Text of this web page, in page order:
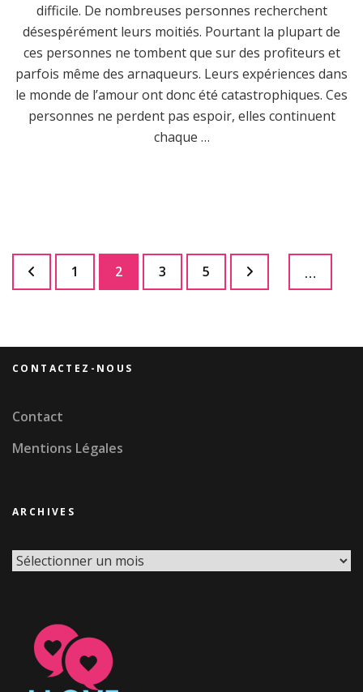
difficile. De nombreuses personnes recherchent
désespérément leurs moitiés. Pourtant la plupart de
ces personnes ne tombent que sur des profiteurs et
parfois même des arnaqueurs. Leurs expériences dans
le monde de l’amour ont donc été catastrophiques. Ces
personnes ne perdent pas espoir, elles continuent
chaque …
Pagination
des Page
1 Page
2 Page
3 …
Page
5
CONTACTEZ-NOUS
Contact
Mentions Légales
ARCHIVES
Archives